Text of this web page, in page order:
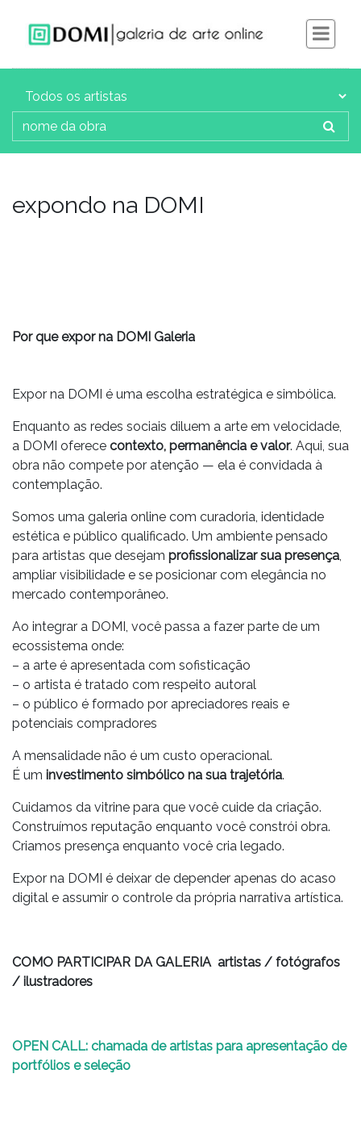
expondo na DOMI
Por que expor na DOMI Galeria
Expor na DOMI é uma escolha estratégica e simbólica.
Enquanto as redes sociais diluem a arte em velocidade,
a DOMI oferece contexto, permanência e valor. Aqui, sua
obra não compete por atenção — ela é convidada à
contemplação.
Somos uma galeria online com curadoria, identidade
estética e público qualificado. Um ambiente pensado
para artistas que desejam profissionalizar sua presença,
ampliar visibilidade e se posicionar com elegância no
mercado contemporâneo.
Ao integrar a DOMI, você passa a fazer parte de um
ecossistema onde:
– a arte é apresentada com sofisticação
– o artista é tratado com respeito autoral
– o público é formado por apreciadores reais e
potenciais compradores
A mensalidade não é um custo operacional.
É um investimento simbólico na sua trajetória.
Cuidamos da vitrine para que você cuide da criação.
Construímos reputação enquanto você constrói obra.
Criamos presença enquanto você cria legado.
Expor na DOMI é deixar de depender apenas do acaso
digital e assumir o controle da própria narrativa artística.
COMO PARTICIPAR DA GALERIA artistas / fotógrafos
/ ilustradores
OPEN CALL: chamada de artistas para apresentação de
portfólios e seleção